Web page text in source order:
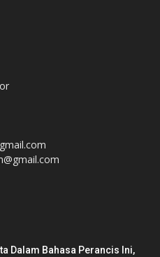
Dalam Bahasa Perancis Ini,